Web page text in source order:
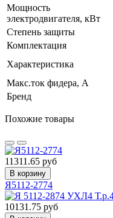
Мощность
электродвигателя, кВт
Степень защиты
Комплектация
Характеристика
Макс.ток фидера, А
Бренд
Похожие товары
11311.65 руб
В корзину
Я5112-2774
10131.75 руб